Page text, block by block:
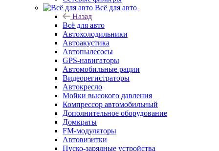
Всё для авто
Назад
Всё для авто
Автохолодильники
Автоакустика
Автопылесосы
GPS-навигаторы
Автомобильные рации
Видеорегистраторы
Автокресло
Мойки высокого давления
Компрессор автомобильный
Дополнительное оборудование
Домкраты
FM-модуляторы
Автовизитки
Пуско-зарядные устройства